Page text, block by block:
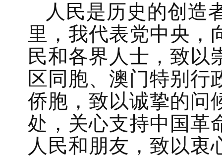
人民是历史的创造
里，我代表党中央，
民和各界人士，致以
区同胞、澳门特别行
侨胞，致以诚挚的问
处，关心支持中国革
人民和朋友，致以衷